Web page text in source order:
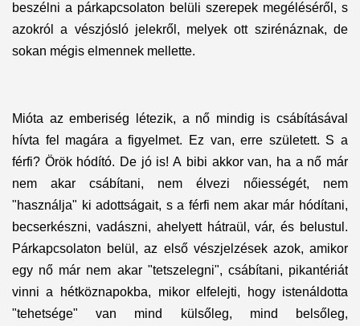
beszélni a párkapcsolaton belüli szerepek megéléséről, s
azokról a vészjósló jelekről, melyek ott szirénáznak, de
sokan mégis elmennek mellette.
Mióta az emberiség létezik, a nő mindig is csábításával
hívta fel magára a figyelmet. Ez van, erre született. S a
férfi? Örök hódító. De jó is! A bibi akkor van, ha a nő már
nem akar csábítani, nem élvezi nőiességét, nem
"használja" ki adottságait, s a férfi nem akar már hódítani,
becserkészni, vadászni, ahelyett hátraül, vár, és belustul.
Párkapcsolaton belül, az első vészjelzések azok, amikor
egy nő már nem akar "tetszelegni", csábítani, pikantériát
vinni a hétköznapokba, mikor elfelejti, hogy istenáldotta
"tehetsége" van mind külsőleg, mind belsőleg,